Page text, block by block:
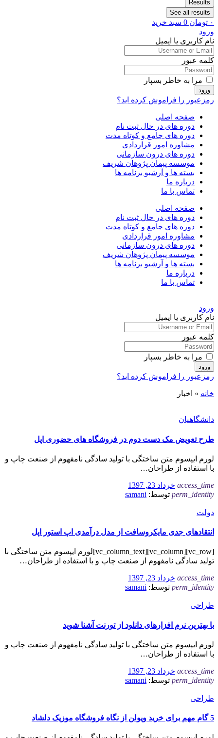
Results
See all results
۰ تومان 0 سبد خرید
ورود
نام کاربری یا ایمیل
کلمه عبور
مرا به خاطر بسپار
ورود
رمزعبور را فراموش کرده اید؟
صفحه اصلی
دوره های در حال ثبت نام
دوره های جامع و کوتاه مدت
مشاوره امور قراردادی
دوره های درون سازمانی
موسسه پیمان پژوهان شریف
بسته ها و آرشیو برنامه ها
درباره ما
تماس با ما
صفحه اصلی
دوره های در حال ثبت نام
دوره های جامع و کوتاه مدت
مشاوره امور قراردادی
دوره های درون سازمانی
موسسه پیمان پژوهان شریف
بسته ها و آرشیو برنامه ها
درباره ما
تماس با ما
ورود
نام کاربری یا ایمیل
کلمه عبور
مرا به خاطر بسپار
ورود
رمزعبور را فراموش کرده اید؟
خانه » اخبار
دانشگاهیان
طرح تعویض مک دست دوم در فروشگاه های حضوری اپل
لورم ایپسوم متن ساختگی با تولید سادگی نامفهوم از صنعت چاپ و
با استفاده از طراحان…
access_time خرداد 23, 1397
perm_identity توسط: samani
دولت
انتقادهای جدی مایکروسافت از مدل درآمدی اپ استور اپل
[vc_row][vc_column][vc_column_text]لورم ایپسوم متن ساختگی با
تولید سادگی نامفهوم از صنعت چاپ و با استفاده از طراحان…
access_time خرداد 23, 1397
perm_identity توسط: samani
طراحی
با بهترین نرم ‌افزارهای دانلود از تورنت آشنا شوید
لورم ایپسوم متن ساختگی با تولید سادگی نامفهوم از صنعت چاپ و
با استفاده از طراحان…
access_time خرداد 23, 1397
perm_identity توسط: samani
طراحی
5 گام مهم برای خرید ویولن از نگاه فروشگاه موزیک دلشاد